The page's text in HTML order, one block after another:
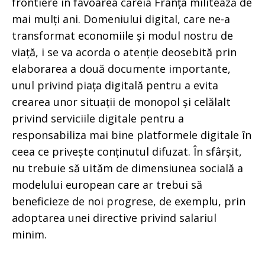
mai mulți ani. Domeniului digital, care ne-a
transformat economiile și modul nostru de
viață, i se va acorda o atenție deosebită prin
elaborarea a două documente importante,
unul privind piața digitală pentru a evita
crearea unor situații de monopol și celălalt
privind serviciile digitale pentru a
responsabiliza mai bine platformele digitale în
ceea ce privește conținutul difuzat. În sfârșit,
nu trebuie să uităm de dimensiunea socială a
modelului european care ar trebui să
beneficieze de noi progrese, de exemplu, prin
adoptarea unei directive privind salariul
minim.